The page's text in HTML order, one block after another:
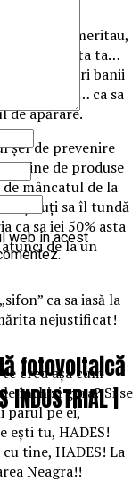
bune si ii meritau,
inteligenta ta…
dar sa furi banii
de merit… ca sa
de apărare.
șef de prevenire
pline de produse
mâncatul de la
deținuți sa îl tundă
ca sa iei 50% asta
de la un
ca sa iasă la
nejustificat!
cred așa cum
închizi gura? Si se
parul pe ei,
ești tu, HADES!
tine, HADES! La
Neagra!!
web în acest
fotovoltaică
|